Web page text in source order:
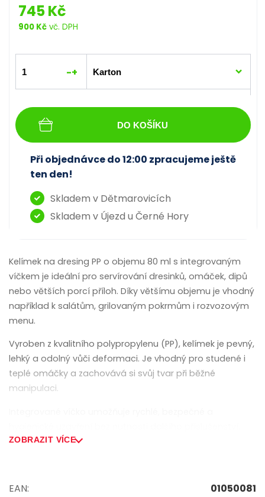
745 Kč
900 Kč vč. DPH
-+
DO KOŠÍKU
Při objednávce do 12:00 zpracujeme ještě
ten den!
Skladem v Dětmarovicích
Skladem v Újezd u Černé Hory
Kelímek na dresing PP o objemu 80 ml s integrovaným
víčkem je ideální pro servírování dresinků, omáček, dipů
nebo větších porcí příloh. Díky většímu objemu je vhodný
například k salátům, grilovaným pokrmům i rozvozovým
menu.
Vyroben z kvalitního polypropylenu (PP), kelímek je pevný,
lehký a odolný vůči deformaci. Je vhodný pro studené i
teplé omáčky a zachovává si svůj tvar při běžné
manipulaci.
Zajišťuje spolehlivé uzavření při přepravě i skladování.
• Objem: 80 ml
ZOBRAZIT VÍCE
EAN: 01050081